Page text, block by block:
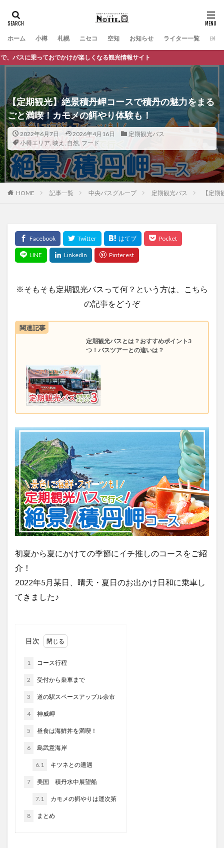
ホーム 小樽 札幌 ニセコ 空知 お知らせ ライター一覧
しくなる観光情報サイト
【定期観光】絶景積丹岬コースで積丹の魅力をまる
ごと満喫！カモメの餌やり体験も！
2022年6月7日 2026年4月16日
定期観光バス
小樽エリア, 映え , 自然, フード
HOME 記事一覧 中央バスグループ 定期観光バス 【定
※そもそも定期観光バスって何？という方は、こちら
の記事をどうぞ
関連記事
定期観光バスとは？おすすめポイント3
つ！バスツアーとの違いは？
初夏から夏にかけての季節にイチ推しのコースをご紹
介！
2022年5月某日、晴天・夏日のお出かけ日和に乗車し
てきました♪
目次
1 コース行程
2 受付から乗車まで
3 道の駅スペースアップル余市
4 神威岬
5 昼食は海鮮丼を満喫！
6 島武意海岸
6.1 キツネとの遭遇
7 美国 積丹水中展望船
7.1 カモメの餌やりは運次第
8 まとめ